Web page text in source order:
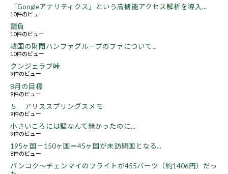
「Googleアナリティクス」という高機能アクセス解析を導入...
10件のビュー
請負
10件のビュー
韓国の財閥ハンファグループのファについて...
10件のビュー
クンジェラブ峠
9件のビュー
8月の目標
9件のビュー
５ アリススプリングスメモ
9件のビュー
小さいころには壁なんて無かったのに...
9件のビュー
195ヶ国－150ヶ国＝45ヶ国が未訪問国となる...
8件のビュー
バンコク～チェンマイのフライトが455バーツ（約1406円）だっ